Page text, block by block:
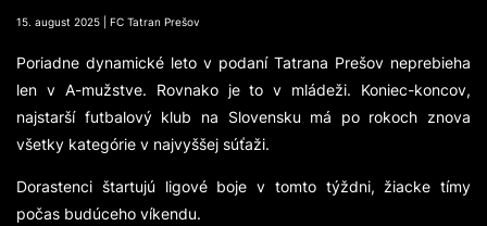
15. august 2025 | FC Tatran Prešov
Poriadne dynamické leto v podaní Tatrana Prešov neprebieha
len v A-mužstve. Rovnako je to v mládeži. Koniec-koncov,
najstarší futbalový klub na Slovensku má po rokoch znova
všetky kategórie v najvyššej súťaži.
Dorastenci štartujú ligové boje v tomto týždni, žiacke tímy
počas budúceho víkendu.